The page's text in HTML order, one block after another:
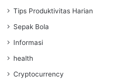
Tips Produktivitas Harian
Sepak Bola
Informasi
health
Cryptocurrency